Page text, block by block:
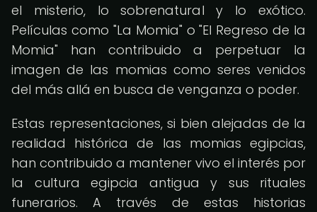
el misterio, lo sobrenatural y lo exótico.
Películas como "La Momia" o "El Regreso de la
Momia" han contribuido a perpetuar la
imagen de las momias como seres venidos
del más allá en busca de venganza o poder.
Estas representaciones, si bien alejadas de la
realidad histórica de las momias egipcias,
han contribuido a mantener vivo el interés por
la cultura egipcia antigua y sus rituales
funerarios. A través de estas historias